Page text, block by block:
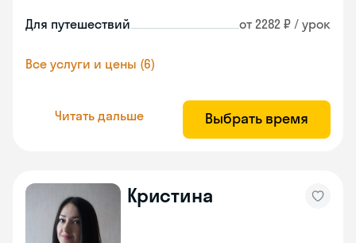
Для путешествий от 2282 ₽ / урок
Все услуги и цены (6)
Читать дальше Выбрать время
Кристина